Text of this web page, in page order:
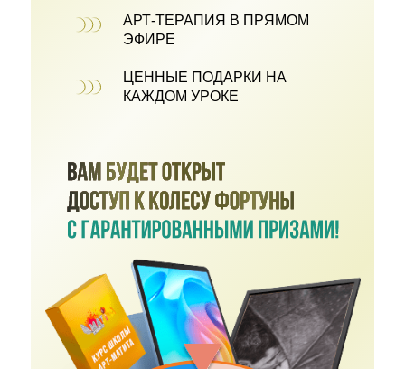
АРТ-ТЕРАПИЯ В ПРЯМОМ
ЭФИРЕ
ЦЕННЫЕ ПОДАРКИ НА
КАЖДОМ УРОКЕ